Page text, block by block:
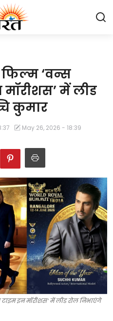
‘वन्स
में लीड
कुमार
May 26, 2026 - 18:39
इन मॉरीशस’ में लीड रोल निभाएंगे